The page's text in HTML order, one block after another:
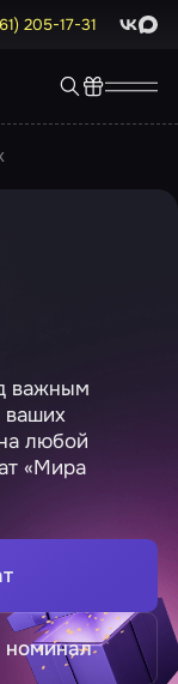
205-17-31 Max
важным
ваших
любой
«Мира
номинал